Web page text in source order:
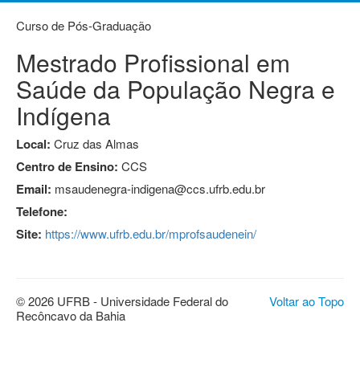
Curso de Pós-Graduação
Mestrado Profissional em
Saúde da População Negra e
Indígena
Local: Cruz das Almas
Centro de Ensino: CCS
Email: msaudenegra-indigena@ccs.ufrb.edu.br
Telefone:
Site: https://www.ufrb.edu.br/mprofsaudenein/
Voltar ao Topo
© 2026 UFRB - Universidade Federal do
Recôncavo da Bahia